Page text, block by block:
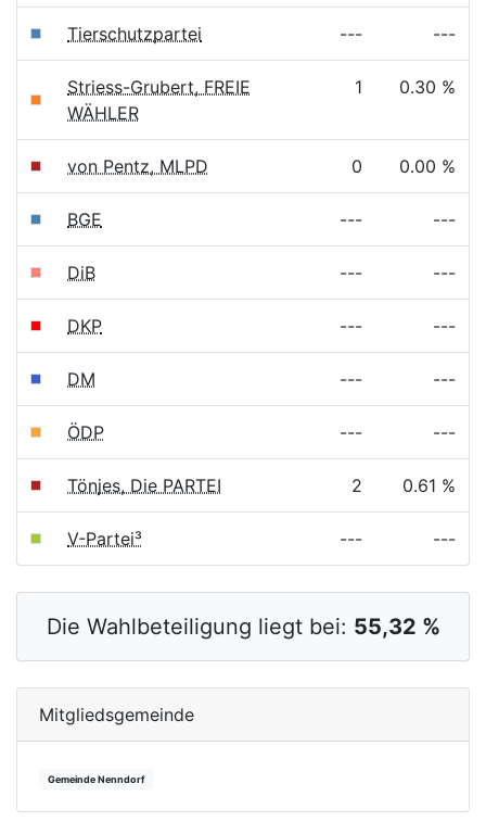
Tierschutzpartei --- ---
Striess-Grubert, FREIE
WÄHLER
1 0.30 %
von Pentz, MLPD 0 0.00 %
BGE --- ---
DiB --- ---
DKP --- ---
DM --- ---
ÖDP --- ---
Tönjes, Die PARTEI 2 0.61 %
V-Partei³ --- ---
Die Wahlbeteiligung liegt bei: 55,32 %
Mitgliedsgemeinde
Gemeinde Nenndorf